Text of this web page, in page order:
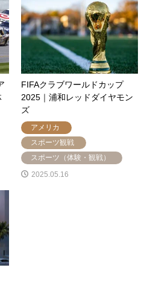
FIFAクラブワールドカップ
2025｜浦和レッドダイヤモン
ズ
アメリカ
スポーツ観戦
スポーツ（体験・観戦）
2025.05.16